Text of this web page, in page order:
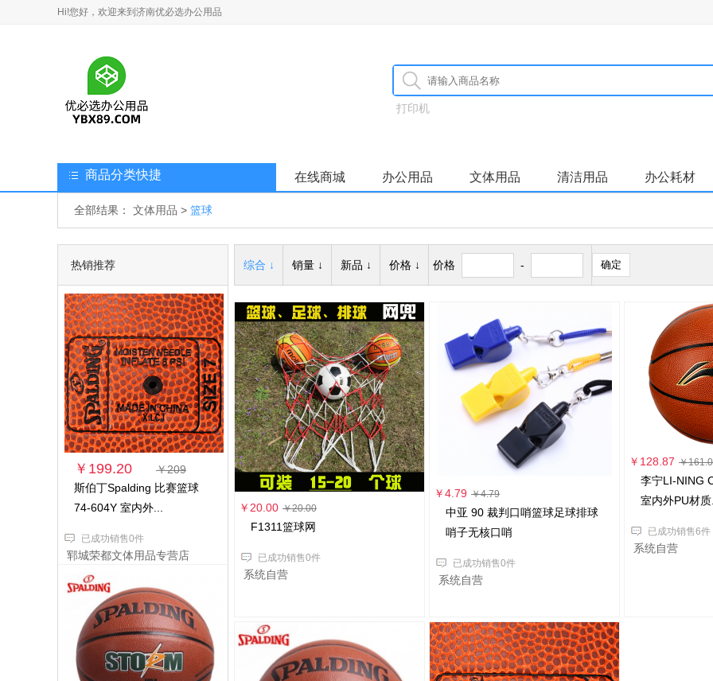
Hi!您好，欢迎来到济南优必选办公用品
打印机
商品分类快捷 在线商城 办公用品 文体用品 清洁用品 办公耗材
全部结果： 文体用品 > 篮球
热销推荐
￥199.20
￥209
斯伯丁Spalding 比赛篮球
74-604Y 室内外...
已成功销售0件
郓城荣都文体用品专营店
综合 ↓ 销量 ↓ 新品 ↓ 价格 ↓ 价格 - 确定
￥20.00 ￥20.00
F1311篮球网
已成功销售0件
系统自营
￥4.79 ￥4.79
中亚 90 裁判口哨篮球足球排球
哨子无核口哨
已成功销售0件
系统自营
￥128.87 ￥
李宁LI-NING
室内外PU材
已成功销售6件
系统自营